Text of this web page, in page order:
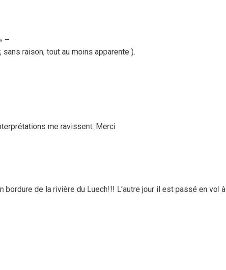
–
raison, tout au moins apparente ).
me ravissent. Merci
bordure de la rivière du Luech!!! L’autre jour il est passé en vol à